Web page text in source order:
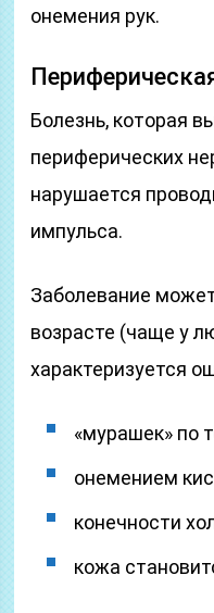
онемения рук.
Болезнь, которая
периферических
нарушается
импульса.
Заболевание
возрасте (чаще у
характеризуется
«мурашек» по
онемением
конечности
кожа